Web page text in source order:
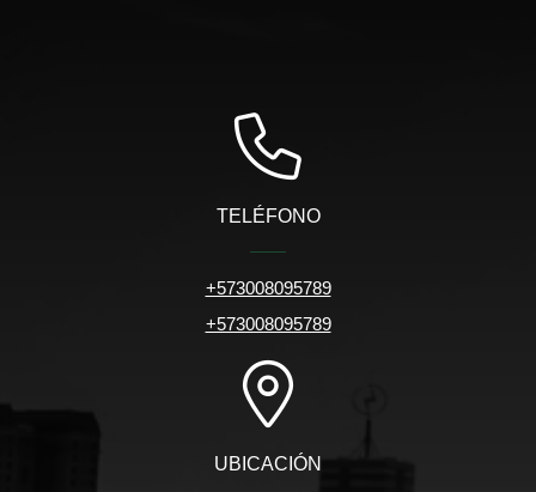
TELÉFONO
+573008095789
+573008095789
UBICACIÓN